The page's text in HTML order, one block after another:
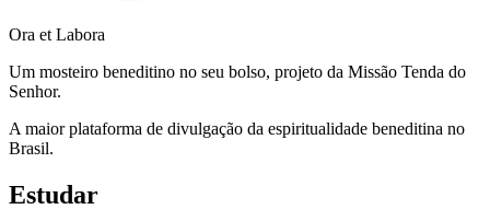
Ora et Labora
Um mosteiro beneditino no seu bolso, projeto da Missão Tenda do
Senhor.
A maior plataforma de divulgação da espiritualidade beneditina no
Brasil.
Estudar